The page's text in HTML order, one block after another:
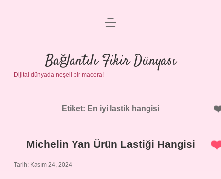
Anasayfa
Gizlilik Politikası
Yasal Uyarı
menüyü
Bağlantılı Fikir Dünyası
Dijital dünyada neşeli bir macera!
Etiket: En iyi lastik hangisi
Michelin Yan Ürün Lastiği Hangisi
Tarih: Kasım 24, 2024